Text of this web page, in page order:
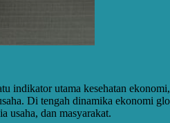
indikator utama kesehatan
Di tengah dinamika ekonomi
usaha, dan masyarakat.